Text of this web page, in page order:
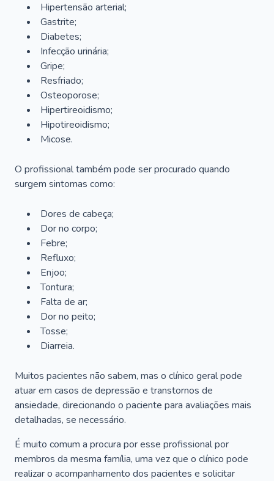
Hipertensão arterial;
Gastrite;
Diabetes;
Infecção urinária;
Gripe;
Resfriado;
Osteoporose;
Hipertireoidismo;
Hipotireoidismo;
Micose.
O profissional também pode ser procurado quando
surgem sintomas como:
Dores de cabeça;
Dor no corpo;
Febre;
Refluxo;
Enjoo;
Tontura;
Falta de ar;
Dor no peito;
Tosse;
Diarreia.
Muitos pacientes não sabem, mas o clínico geral pode
atuar em casos de depressão e transtornos de
ansiedade, direcionando o paciente para avaliações mais
detalhadas, se necessário.
É muito comum a procura por esse profissional por
membros da mesma família, uma vez que o clínico pode
realizar o acompanhamento dos pacientes e solicitar